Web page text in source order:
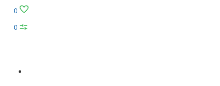
0
0